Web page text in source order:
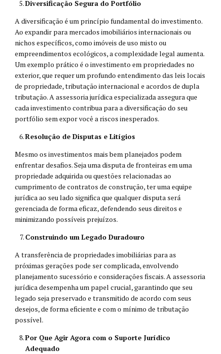
Diversificação Segura do Portfólio
A diversificação é um princípio fundamental do investimento.
Ao expandir para mercados imobiliários internacionais ou
nichos específicos, como imóveis de uso misto ou
empreendimentos ecológicos, a complexidade legal aumenta.
Um exemplo prático é o investimento em propriedades no
exterior, que requer um profundo entendimento das leis locais
de propriedade, tributação internacional e acordos de dupla
tributação. A assessoria jurídica especializada assegura que
cada investimento contribua para a diversificação do seu
portfólio sem expor você a riscos inesperados.
Resolução de Disputas e Litígios
Mesmo os investimentos mais bem planejados podem
enfrentar desafios. Seja uma disputa de fronteiras em uma
propriedade adquirida ou questões relacionadas ao
cumprimento de contratos de construção, ter uma equipe
jurídica ao seu lado significa que qualquer disputa será
gerenciada de forma eficaz, defendendo seus direitos e
minimizando possíveis prejuízos.
Construindo um Legado Duradouro
A transferência de propriedades imobiliárias para as
próximas gerações pode ser complicada, envolvendo
planejamento sucessório e considerações fiscais. A assessoria
jurídica desempenha um papel crucial, garantindo que seu
legado seja preservado e transmitido de acordo com seus
desejos, de forma eficiente e com o mínimo de tributação
possível.
Por Que Agir Agora com o Suporte Jurídico
Adequado